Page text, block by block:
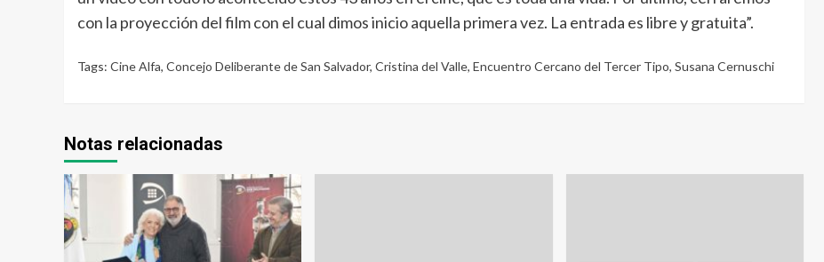
con la proyección del film con el cual dimos inicio aquella primera vez. La entrada es libre y gratuita”.
Tags: Cine Alfa, Concejo Deliberante de San Salvador, Cristina del Valle, Encuentro Cercano del Tercer Tipo, Susana Cernuschi
Notas relacionadas